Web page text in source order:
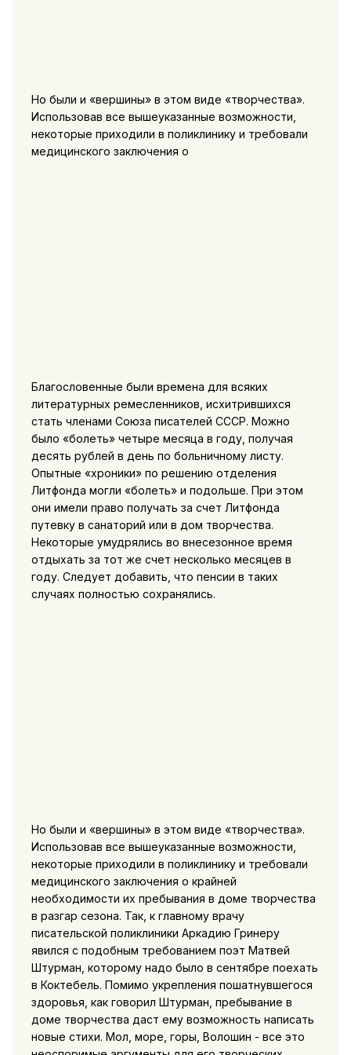
Но были и «вершины» в этом виде «творчества».
Использовав все вышеуказанные возможности,
некоторые приходили в поликлинику и требовали
медицинского заключения о
Благословенные были времена для всяких
литературных ремесленников, исхитрившихся
стать членами Союза писателей СССР. Можно
было «болеть» четыре месяца в году, получая
десять рублей в день по больничному листу.
Опытные «хроники» по решению отделения
Литфонда могли «болеть» и подольше. При этом
они имели право получать за счет Литфонда
путевку в санаторий или в дом творчества.
Некоторые умудрялись во внесезонное время
отдыхать за тот же счет несколько месяцев в
году. Следует добавить, что пенсии в таких
случаях полностью сохранялись.
Но были и «вершины» в этом виде «творчества».
Использовав все вышеуказанные возможности,
некоторые приходили в поликлинику и требовали
медицинского заключения о крайней
необходимости их пребывания в доме творчества
в разгар сезона. Так, к главному врачу
писательской поликлиники Аркадию Гринеру
явился с подобным требованием поэт Матвей
Штурман, которому надо было в сентябре поехать
в Коктебель. Помимо укрепления пошатнувшегося
здоровья, как говорил Штурман, пребывание в
доме творчества даст ему возможность написать
новые стихи. Мол, море, горы, Волошин - все это